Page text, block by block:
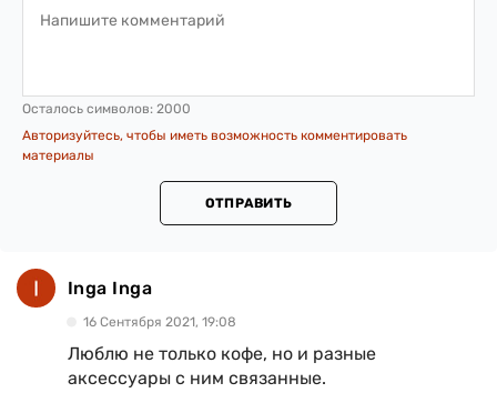
Осталось символов: 2000
Авторизуйтесь, чтобы иметь возможность комментировать
материалы
ОТПРАВИТЬ
Inga Inga
16 Сентября 2021, 19:08
Люблю не только кофе, но и разные
аксессуары с ним связанные.